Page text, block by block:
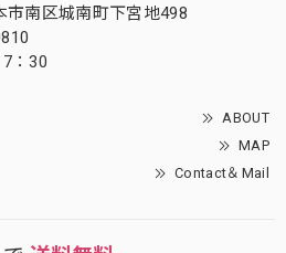
市南区城南町下宮地498
：30
ABOUT
MAP
Contact＆Mail